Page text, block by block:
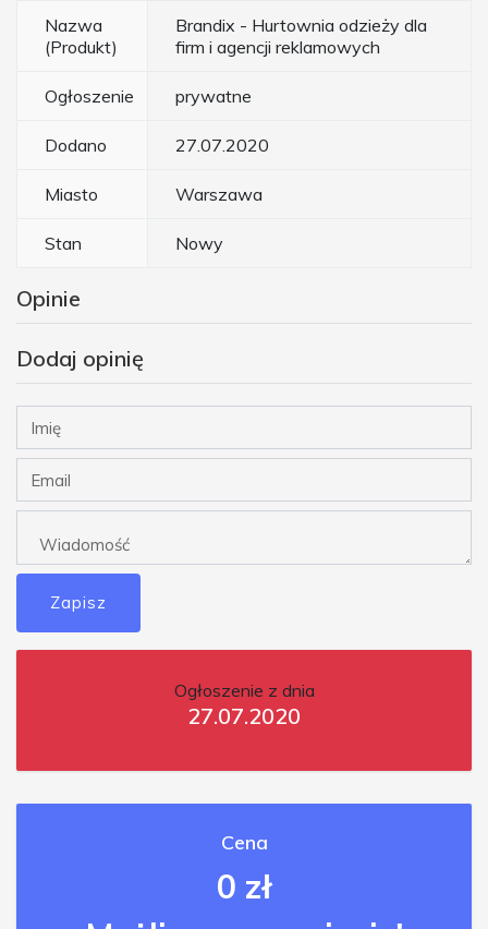
Nazwa
(Produkt)
Brandix - Hurtownia odzieży dla
firm i agencji reklamowych
Ogłoszenie prywatne
Dodano 27.07.2020
Miasto Warszawa
Stan Nowy
Opinie
Dodaj opinię
Zapisz
Ogłoszenie z dnia
27.07.2020
Cena
0 zł